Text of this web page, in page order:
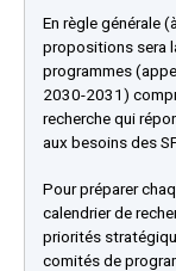
En règle générale
propositions sera
programmes
2030-2031)
recherche qui
aux besoins des
Pour préparer
calendrier de
priorités
comités de